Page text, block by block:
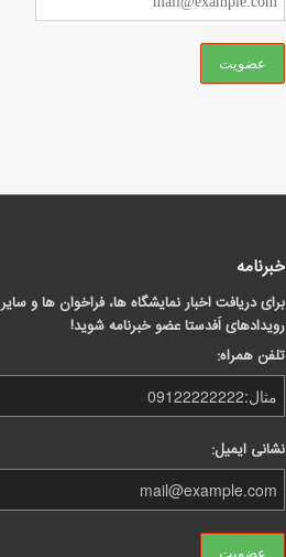
خبرنامه
برای دریافت اخبار نمایشگاه ها، فراخوان ها و سایر
رویدادهای اَفدستا عضو خبرنامه شوید!
تلفن همراه:
نشانی ایمیل: